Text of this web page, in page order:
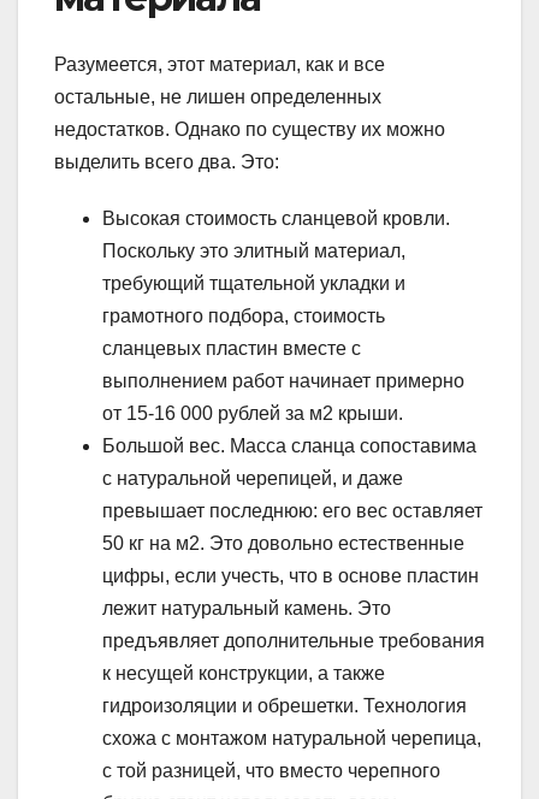
Разумеется, этот материал, как и все
остальные, не лишен определенных
недостатков. Однако по существу их можно
выделить всего два. Это:
Высокая стоимость сланцевой кровли.
Поскольку это элитный материал,
требующий тщательной укладки и
грамотного подбора, стоимость
сланцевых пластин вместе с
выполнением работ начинает примерно
от 15-16 000 рублей за м2 крыши.
Большой вес. Масса сланца сопоставима
с натуральной черепицей, и даже
превышает последнюю: его вес оставляет
50 кг на м2. Это довольно естественные
цифры, если учесть, что в основе пластин
лежит натуральный камень. Это
предъявляет дополнительные требования
к несущей конструкции, а также
гидроизоляции и обрешетки. Технология
схожа с монтажом натуральной черепица,
с той разницей, что вместо черепного